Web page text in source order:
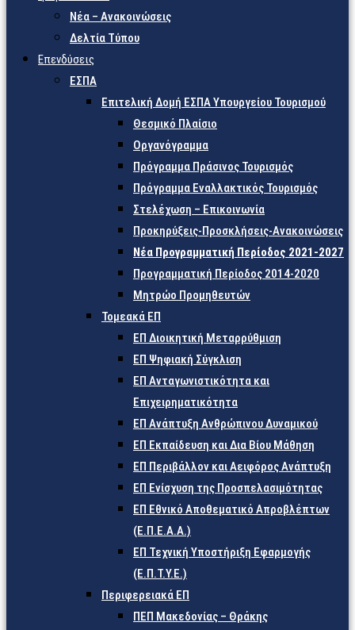
Νέα – Ανακοινώσεις
Δελτία Τύπου
Επενδύσεις
ΕΣΠΑ
Επιτελική Δομή ΕΣΠΑ Υπουργείου Τουρισμού
Θεσμικό Πλαίσιο
Οργανόγραμμα
Πρόγραμμα Πράσινος Τουρισμός
Πρόγραμμα Εναλλακτικός Τουρισμός
Στελέχωση – Επικοινωνία
Προκηρύξεις-Προσκλήσεις-Ανακοινώσεις
Νέα Προγραμματική Περίοδος 2021-2027
Προγραμματική Περίοδος 2014-2020
Μητρώο Προμηθευτών
Τομεακά ΕΠ
ΕΠ Διοικητική Μεταρρύθμιση
ΕΠ Ψηφιακή Σύγκλιση
ΕΠ Ανταγωνιστικότητα και
Επιχειρηματικότητα
ΕΠ Ανάπτυξη Ανθρώπινου Δυναμικού
ΕΠ Εκπαίδευση και Δια Βίου Μάθηση
ΕΠ Περιβάλλον και Αειφόρος Ανάπτυξη
ΕΠ Ενίσχυση της Προσπελασιμότητας
ΕΠ Εθνικό Αποθεματικό Απροβλέπτων
(Ε.Π.Ε.Α.Α.)
ΕΠ Τεχνική Υποστήριξη Εφαρμογής
(Ε.Π.Τ.Υ.Ε.)
Περιφερειακά ΕΠ
ΠΕΠ Μακεδονίας – Θράκης